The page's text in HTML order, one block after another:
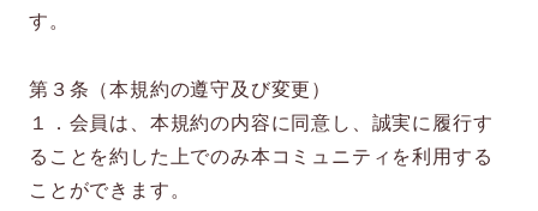
す。
第３条（本規約の遵守及び変更）
１．会員は、本規約の内容に同意し、誠実に履行す
ることを約した上でのみ本コミュニティを利用する
ことができます。